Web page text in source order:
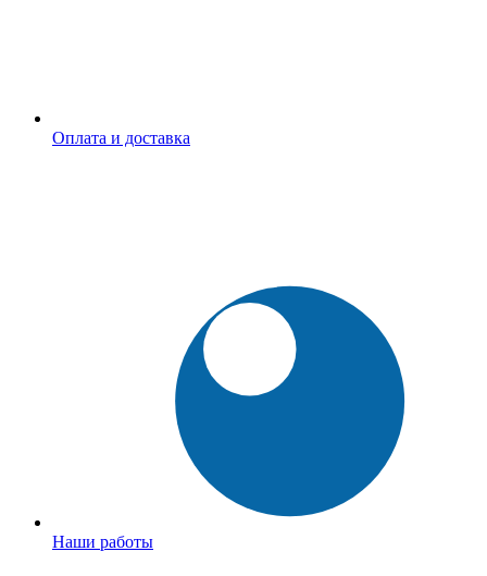
Оплата и доставка
Наши работы